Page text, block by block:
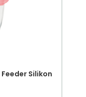
Silikon